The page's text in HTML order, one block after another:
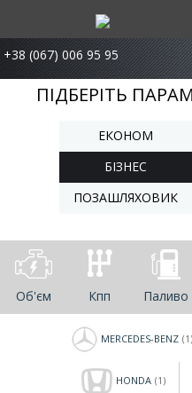
+38 (067) 006 95 95
ПІДБЕРІТЬ
ЕКОНОМ
БІЗНЕС
ПОЗАШЛЯХОВИК
Об'єм Кпп Паливо
MERCEDES-BENZ (1)
HONDA (1)